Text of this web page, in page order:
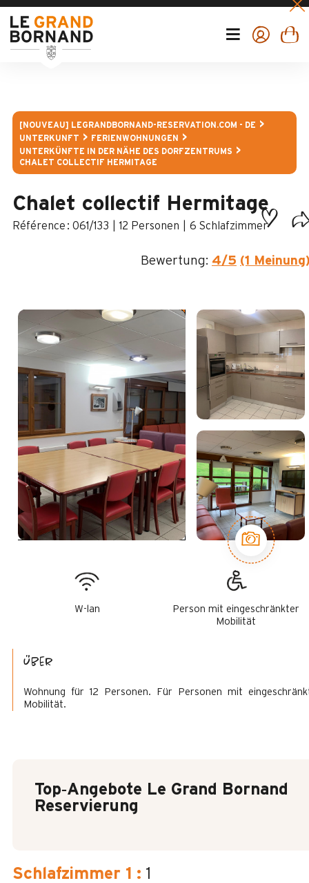
[NOUVEAU] LEGRANDBORNAND-RESERVATION.COM - DE
UNTERKUNFT
FERIENWOHNUNGEN
UNTERKÜNFTE IN DER NÄHE DES DORFZENTRUMS
CHALET COLLECTIF HERMITAGE
Chalet collectif Hermitage
: 061/133 12 Personen 6 Schlafzimmer
Bewertung: 4/5 (1
W-lan
Person mit eingeschränkter
Mobilität
Über
Wohnung für 12 Personen. Für Personen mit
Mobilität.
Top‑Angebote Le Grand Bornand
Reservierung
Schlafzimmer 1 : 1